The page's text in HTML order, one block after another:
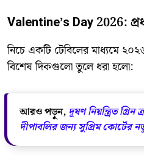
Valentine’s Day 2026:
​নিচে একটি টেবিলের মাধ্যমে
বিশেষ দিকগুলো তুলে ধরা হলো:
আরও পড়ুন, দূষণ নিয়ন্ত্রিত
দীপাবলির জন্য সুপ্রিম কোর্টের